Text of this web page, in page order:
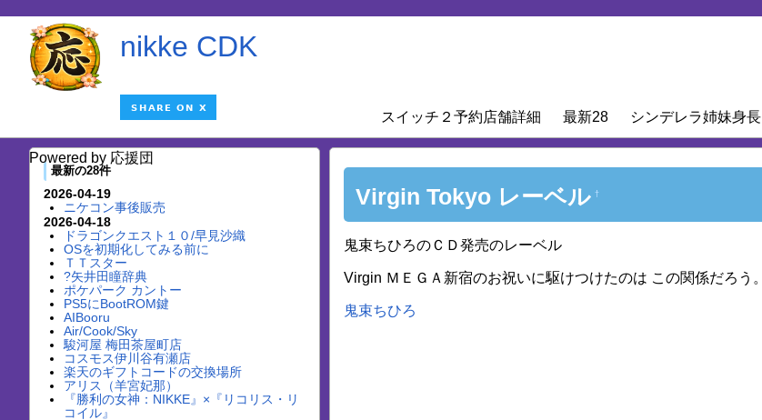
nikke CDK
Powered by 応援団
スイッチ２予約店舗詳細 最新28 シンデレラ姉妹身長
Virgin Tokyo レーベル †
鬼束ちひろのＣＤ発売のレーベル
Virgin ＭＥＧＡ新宿のお祝いに駆けつけたのは この関係だろう。
鬼束ちひろ
最新の28件
2026-04-19
ニケコン事後販売
2026-04-18
ドラゴンクエスト１０/早見沙織
OSを初期化してみる前に
ＴＴスター
?矢井田瞳辞典
ポケパーク カントー
PS5にBootROM鍵
AIBooru
Air/Cook/Sky
駿河屋 梅田茶屋町店
コスモス伊川谷有瀬店
楽天のギフトコードの交換場所
アリス（羊宮妃那）
『勝利の女神：NIKKE』×『リコリス・リ
コイル』